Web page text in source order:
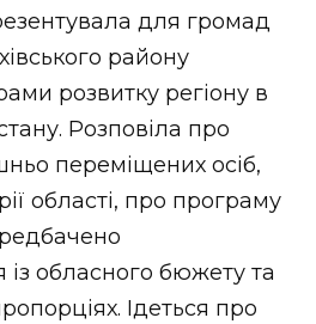
для громад
району
розвитку регіону в
Розповіла про
переміщених осіб,
області, про програму
із обласного бюжету та
Ідеться про